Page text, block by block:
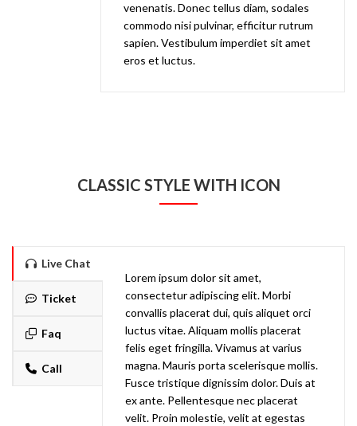
venenatis. Donec tellus diam, sodales
commodo nisi pulvinar, efficitur rutrum
sapien. Vestibulum imperdiet sit amet
eros et luctus.
CLASSIC STYLE WITH ICON
Live Chat
Ticket
Faq
Call
Lorem ipsum dolor sit amet,
consectetur adipiscing elit. Morbi
convallis placerat dui, quis aliquet orci
luctus vitae. Aliquam mollis placerat
felis eget fringilla. Vivamus at varius
magna. Mauris porta scelerisque mollis.
Fusce tristique dignissim dolor. Duis at
ex ante. Pellentesque nec placerat
velit. Proin molestie, velit at egestas